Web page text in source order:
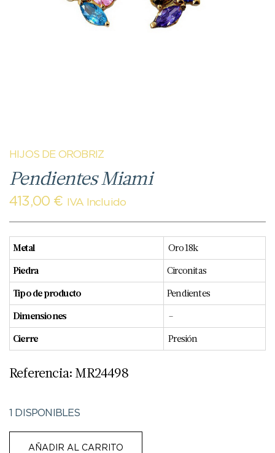
HIJOS DE OROBRIZ
Pendientes Miami
413,00 € IVA Incluido
Metal
Oro 18k
Piedra
Circonitas
Tipo de producto
Pendientes
Dimensiones
–
Cierre
Presión
Referencia: MR24498
1 DISPONIBLES
AÑADIR AL CARRITO